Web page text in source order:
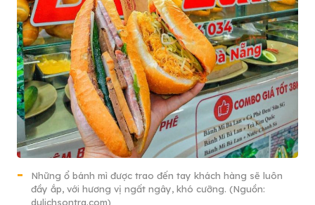
Những ổ bánh mì được trao đến tay khách hàng sẽ luôn
đầy ắp, với hương vị ngất ngây, khó cưỡng. (Nguồn:
dulichsontra.com)